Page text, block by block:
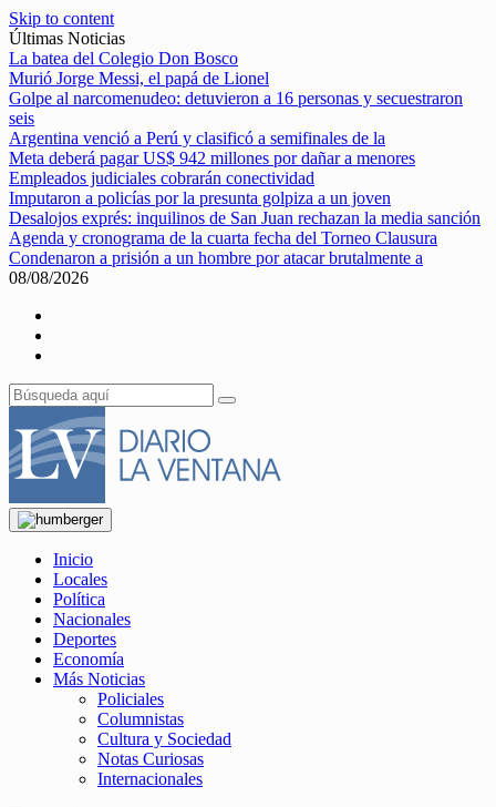
Skip to content
Últimas Noticias
La batea del Colegio Don Bosco
Murió Jorge Messi, el papá de Lionel
Golpe al narcomenudeo: detuvieron a 16 personas y secuestraron
seis
Argentina venció a Perú y clasificó a semifinales de la
Meta deberá pagar US$ 942 millones por dañar a menores
Empleados judiciales cobrarán conectividad
Imputaron a policías por la presunta golpiza a un joven
Desalojos exprés: inquilinos de San Juan rechazan la media sanción
Agenda y cronograma de la cuarta fecha del Torneo Clausura
Condenaron a prisión a un hombre por atacar brutalmente a
08/08/2026
Inicio
Locales
Política
Nacionales
Deportes
Economía
Más Noticias
Policiales
Columnistas
Cultura y Sociedad
Notas Curiosas
Internacionales